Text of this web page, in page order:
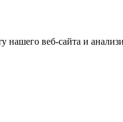
веб-сайта и